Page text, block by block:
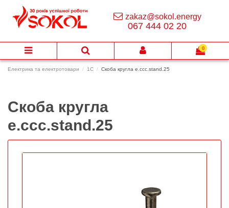
Електрика та електротовари 1C Скоба кругла e.ccc.stand.25
Скоба кругла
e.ccc.stand.25
zakaz@sokol.energy
067 444 02 20
0